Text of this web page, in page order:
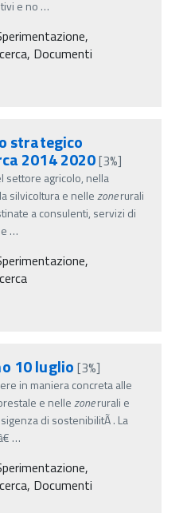
e no …
Documenti
strategico
2014 2020[3%]
settore agricolo, nella
silvicoltura e nellezonerurali
a consulenti, servizi di
…
10 luglio [3%]
in maniera concreta alle
e nellezonerurali e
di sostenibilitÃ . La
…
Documenti